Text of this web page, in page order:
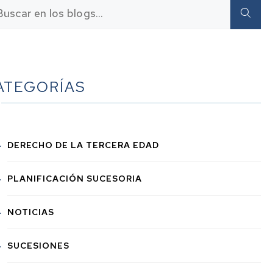
DERECHO DE LA TERCERA EDAD
PLANIFICACIÓN SUCESORIA
NOTICIAS
SUCESIONES